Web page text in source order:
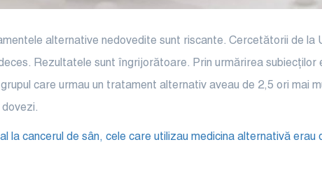
alternative nedovedite sunt riscante. Cercetătorii de la
Rezultatele sunt îngrijorătoare. Prin urmărirea
care urmau un tratament alternativ aveau de 2,5 ori mai
la cancerul de sân, cele care utilizau medicina alternativă